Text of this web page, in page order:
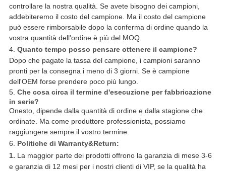
controllare la nostra qualità. Se avete bisogno dei campioni,
addebiteremo il costo del campione. Ma il costo del campione
può essere rimborsabile dopo la conferma di ordine quando la
vostra quantità dell'ordine è più del MOQ.
4. Quanto tempo posso pensare ottenere il campione?
Dopo che pagate la tassa del campione, i campioni saranno
pronti per la consegna i meno di 3 giorni. Se è campione
dell'OEM forse prendere poco più lungo.
5. Che cosa circa il termine d'esecuzione per fabbricazione
in serie?
Onesto, dipende dalla quantità di ordine e dalla stagione che
ordinate. Ma come produttore professionista, possiamo
raggiungere sempre il vostro termine.
6. Politiche di Warranty&Return:
1. La maggior parte dei prodotti offrono la garanzia di mese 3-6
e garanzia di 12 mesi per i nostri clienti di VIP, se la qualità ha